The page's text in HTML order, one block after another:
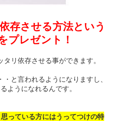
存させる方法という
プレゼント！
リ依存させる事ができます。
と言われるようになりますし、
ようになれるんです。
っている方にはうってつけの特